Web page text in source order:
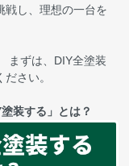
戦し、理想の一台を
まずは、DIY全塗装
さい。
装する」とは？